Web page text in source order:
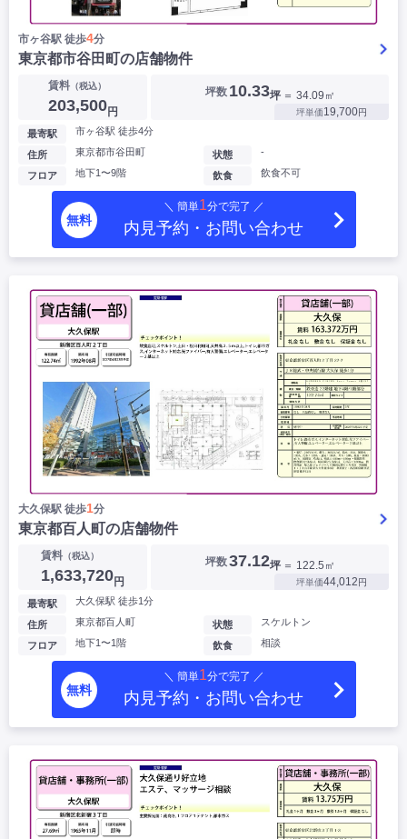
市ヶ谷駅 徒歩4分
東京都市谷田町の店舗物件
賃料（税込）
203,500円
坪数 10.33坪 ＝ 34.09㎡
坪単価19,700円
最寄駅 市ヶ谷駅 徒歩4分
住所 東京都市谷田町
フロア 地下1〜9階
状態 -
飲食 飲食不可
無料
＼ 簡単1分で完了 ／
内見予約・お問い合わせ
大久保駅 徒歩1分
東京都百人町の店舗物件
賃料 （税込）
1,633,720円
坪数37.12坪 ＝ 122.5㎡
坪単価44,012円
最寄駅 大久保駅 徒歩1分
住所 東京都百人町
フロア 地下1〜1階
状態 スケルトン
飲食 相談
無料
＼ 簡単1分で完了 ／
内見予約・お問い合わせ